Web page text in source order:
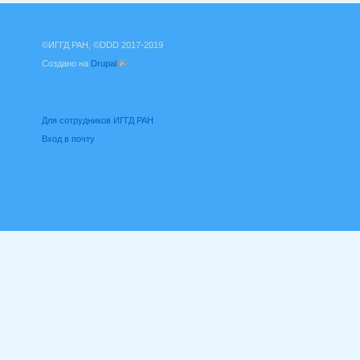
©ИГГД РАН, ©DDD 2017-2019
Создано на Drupal
Для сотрудников ИГГД РАН
Вход в почту